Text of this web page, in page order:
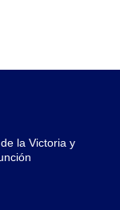
la Victoria y